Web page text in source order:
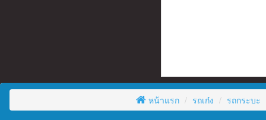
หน้าแรก รถเก๋ง รถกระบะ